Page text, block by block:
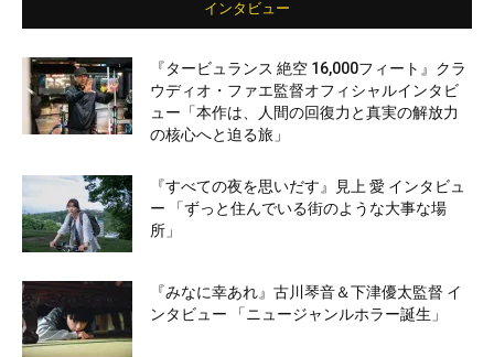
インタビュー
『タービュランス 絶空 16,000フィート』クラ
ウディオ・ファエ監督オフィシャルインタビ
ュー「本作は、人間の回復力と真実の解放力
の核心へと迫る旅」
『すべての夜を思いだす』見上 愛 インタビュ
ー 「ずっと住んでいる街のような大事な場
所」
『みなに幸あれ』古川琴音＆下津優太監督 イ
ンタビュー 「ニュージャンルホラー誕生」